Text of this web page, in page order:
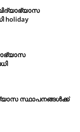
സ്ഥാപനങ്ങൾക്ക്